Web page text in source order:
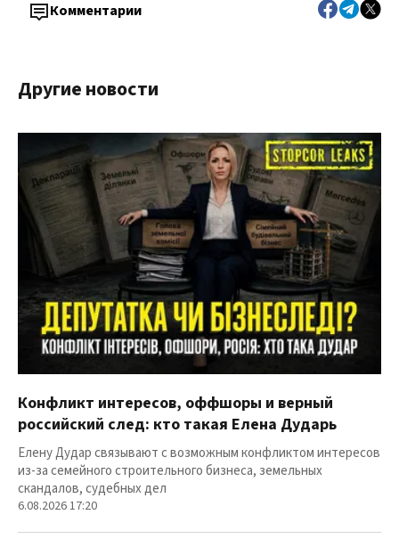
Комментарии
Другие новости
Конфликт интересов, оффшоры и верный
российский след: кто такая Елена Дударь
Елену Дудар связывают с возможным конфликтом интересов
из-за семейного строительного бизнеса, земельных
скандалов, судебных дел
6.08.2026 17:20